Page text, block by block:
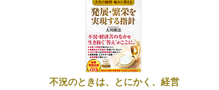
不況のときは、とにかく、経営